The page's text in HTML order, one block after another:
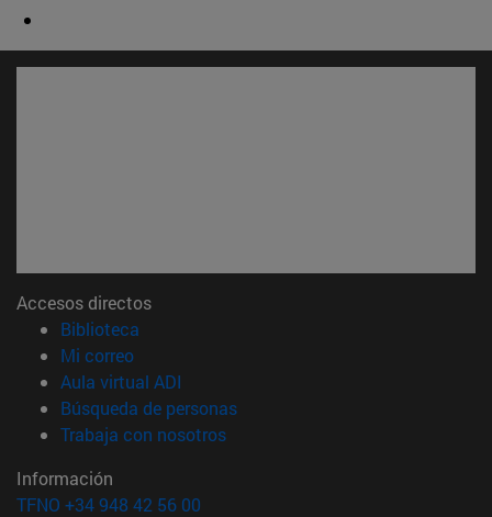
Accesos directos
Biblioteca
Mi correo(abre en nueva ventana)
Aula virtual ADI
Búsqueda de personas(abre en nueva ventana)
Trabaja con nosotros(abre en nueva ventana)
Información
TFNO +34 948 42 56 00